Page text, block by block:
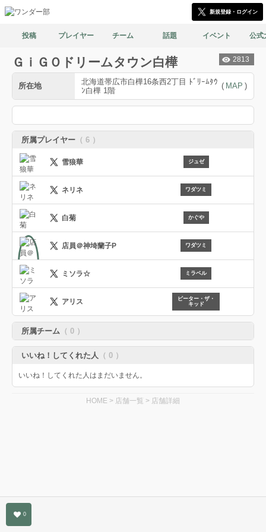
新規登録・ログイン
投稿 プレイヤー チーム 話題 イベント 公式
ＧｉＧＯドリームタウン白樺
所在地
北海道帯広市白樺16条西2丁目 ﾄﾞﾘｰﾑﾀｳ
ﾝ白樺 1階
( MAP )
所属プレイヤー （ 6 ）
雪狼華 ジュゼ
ネリネ ワダツミ
白菊 かぐや
店員＠神埼蘭子P ワダツミ
ミソラ☆ ミラベル
アリス
ピーター・ザ・
キッド
所属チーム （ 0 ）
いいね！してくれた人 （ 0 ）
いいね！してくれた人はまだいません。
2813
HOME > 店舗一覧 > 店舗詳細
0